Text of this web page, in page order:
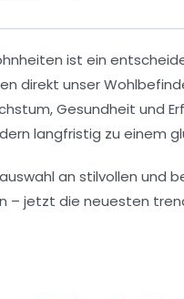
ist ein
direkt unser
Gesundheit und
langfristig zu einem